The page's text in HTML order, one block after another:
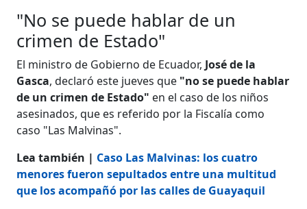
"No se puede hablar de un
crimen de Estado"
El ministro de Gobierno de Ecuador, José de la
Gasca, declaró este jueves que "no se puede hablar
de un crimen de Estado" en el caso de los niños
asesinados, que es referido por la Fiscalía como
caso "Las Malvinas".
Lea también | Caso Las Malvinas: los cuatro
menores fueron sepultados entre una multitud
que los acompañó por las calles de Guayaquil